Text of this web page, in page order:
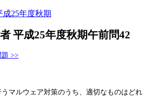
25年度秋期
平成25年度秋期午前問42
題 >>
うマルウェア対策のうち、適切なものはどれ